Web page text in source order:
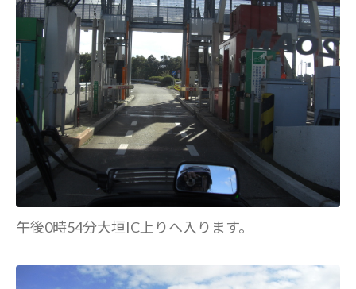
午後0時54分大垣IC上りへ入ります。